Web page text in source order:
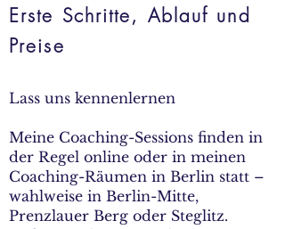
Erste Schritte, Ablauf und
Preise
Lass uns kennenlernen
Meine Coaching-Sessions finden in
der Regel online oder in meinen
Coaching-Räumen in Berlin statt –
wahlweise in Berlin-Mitte,
Prenzlauer Berg oder Steglitz.